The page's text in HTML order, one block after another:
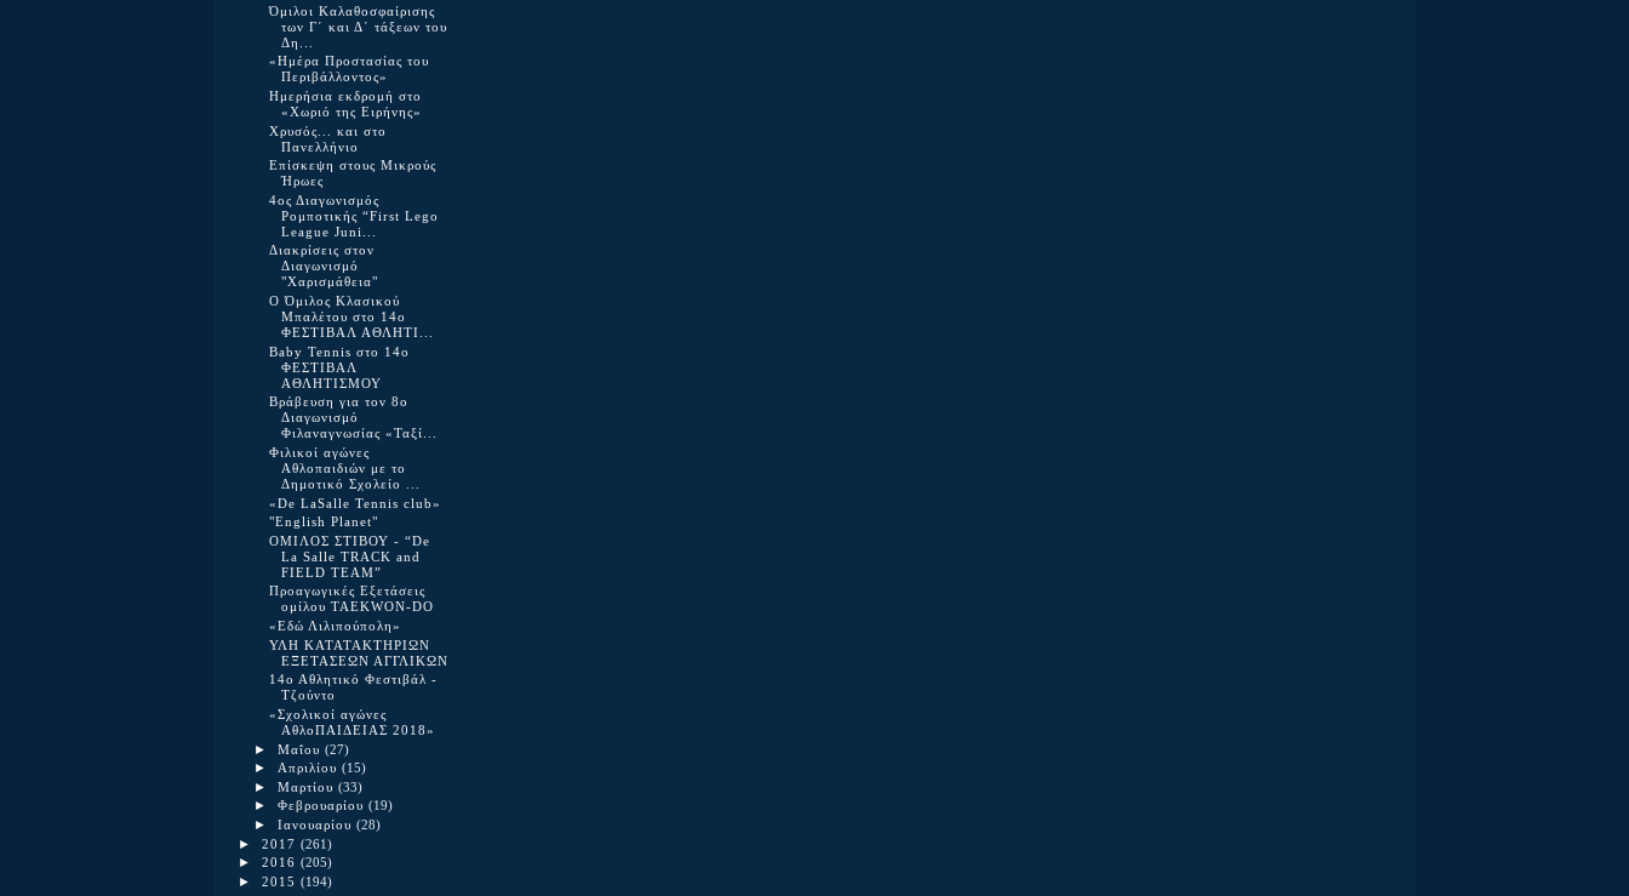
Όμιλοι Καλαθοσφαίρισης
των Γ΄ και Δ΄ τάξεων του
Δη...
«Ημέρα Προστασίας του
Περιβάλλοντος»
Ημερήσια εκδρομή στο
«Χωριό της Ειρήνης»
Χρυσός... και στο
Πανελλήνιο
Επίσκεψη στους Μικρούς
Ήρωες
4ος Διαγωνισμός
Ρομποτικής “First Lego
League Juni...
Διακρίσεις στον
Διαγωνισμό
"Χαρισμάθεια"
Ο Όμιλος Κλασικού
Μπαλέτου στο 14ο
ΦΕΣΤΙΒΑΛ ΑΘΛΗΤΙ...
Baby Tennis στο 14ο
ΦΕΣΤΙΒΑΛ
ΑΘΛΗΤΙΣΜΟΥ
Βράβευση για τον 8ο
Διαγωνισμό
Φιλαναγνωσίας «Ταξί...
Φιλικοί αγώνες
Αθλοπαιδιών με το
Δημοτικό Σχολείο ...
«De LaSalle Tennis club»
"English Planet"
ΟΜΙΛΟΣ ΣΤΙΒΟΥ - “De
La Salle TRACK and
FIELD TEAM”
Προαγωγικές Εξετάσεις
ομίλου TAEKWON-DO
«Εδώ Λιλιπούπολη»
ΥΛΗ ΚΑΤΑΤΑΚΤΗΡΙΩΝ
ΕΞΕΤΑΣΕΩΝ ΑΓΓΛΙΚΩΝ
14ο Αθλητικό Φεστιβάλ -
Τζούντο
«Σχολικοί αγώνες
ΑθλοΠΑΙΔΕΙΑΣ 2018»
► Μαΐου (27)
► Απριλίου (15)
► Μαρτίου (33)
► Φεβρουαρίου (19)
► Ιανουαρίου (28)
► 2017 (261)
► 2016 (205)
► 2015 (194)